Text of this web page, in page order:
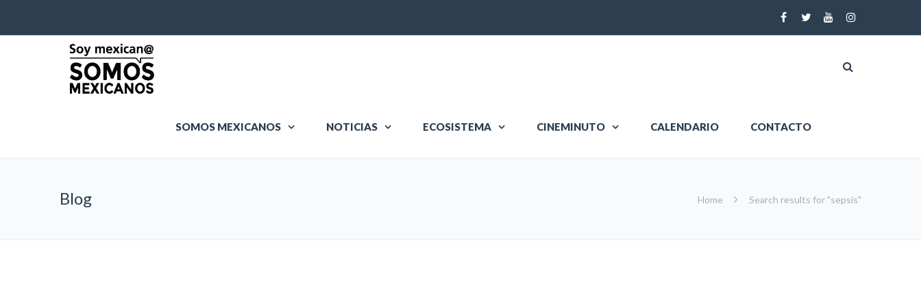
SOMOS MEXICANOS NOTICIAS ECOSISTEMA CINEMINUTO CALENDARIO CONTACTO
Blog Home Search results for "sepsis"